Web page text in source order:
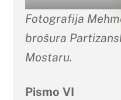
Fotografija
brošura
Mostaru.
Pismo VI